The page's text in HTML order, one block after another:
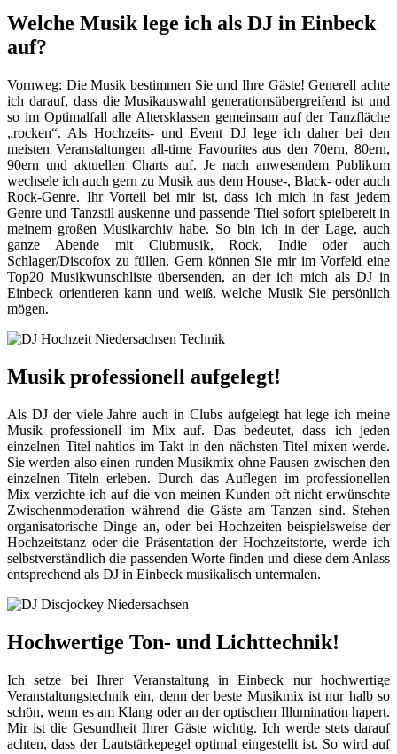
Welche Musik lege ich als DJ in Einbeck
auf?
Vornweg: Die Musik bestimmen Sie und Ihre Gäste! Generell achte
ich darauf, dass die Musikauswahl generationsübergreifend ist und
so im Optimalfall alle Altersklassen gemeinsam auf der Tanzfläche
„rocken“. Als Hochzeits- und Event DJ lege ich daher bei den
meisten Veranstaltungen all-time Favourites aus den 70ern, 80ern,
90ern und aktuellen Charts auf. Je nach anwesendem Publikum
wechsele ich auch gern zu Musik aus dem House-, Black- oder auch
Rock-Genre. Ihr Vorteil bei mir ist, dass ich mich in fast jedem
Genre und Tanzstil auskenne und passende Titel sofort spielbereit in
meinem großen Musikarchiv habe. So bin ich in der Lage, auch
ganze Abende mit Clubmusik, Rock, Indie oder auch
Schlager/Discofox zu füllen. Gern können Sie mir im Vorfeld eine
Top20 Musikwunschliste übersenden, an der ich mich als DJ in
Einbeck orientieren kann und weiß, welche Musik Sie persönlich
mögen.
Musik professionell aufgelegt!
Als DJ der viele Jahre auch in Clubs aufgelegt hat lege ich meine
Musik professionell im Mix auf. Das bedeutet, dass ich jeden
einzelnen Titel nahtlos im Takt in den nächsten Titel mixen werde.
Sie werden also einen runden Musikmix ohne Pausen zwischen den
einzelnen Titeln erleben. Durch das Auflegen im professionellen
Mix verzichte ich auf die von meinen Kunden oft nicht erwünschte
Zwischenmoderation während die Gäste am Tanzen sind. Stehen
organisatorische Dinge an, oder bei Hochzeiten beispielsweise der
Hochzeitstanz oder die Präsentation der Hochzeitstorte, werde ich
selbstverständlich die passenden Worte finden und diese dem Anlass
entsprechend als DJ in Einbeck musikalisch untermalen.
Hochwertige Ton- und Lichttechnik!
Ich setze bei Ihrer Veranstaltung in Einbeck nur hochwertige
Veranstaltungstechnik ein, denn der beste Musikmix ist nur halb so
schön, wenn es am Klang oder an der optischen Illumination hapert.
Mir ist die Gesundheit Ihrer Gäste wichtig. Ich werde stets darauf
achten, dass der Lautstärkepegel optimal eingestellt ist. So wird auf